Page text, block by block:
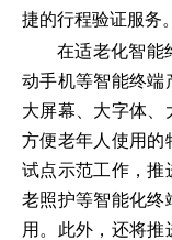
捷的行程验证服务。
在适老化智能
动手机等智能终端
大屏幕、大字体、
方便老年人使用的
试点示范工作，推
老照护等智能化终
用。此外，还将推